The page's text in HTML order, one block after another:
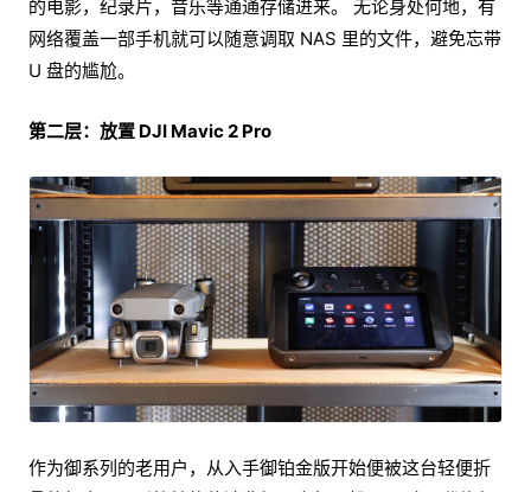
的电影，纪录片，音乐等通通存储进来。 无论身处何地，有
网络覆盖一部手机就可以随意调取 NAS 里的文件，避免忘带
U 盘的尴尬。
第二层：放置 DJI Mavic 2 Pro
作为御系列的老用户，从入手御铂金版开始便被这台轻便折